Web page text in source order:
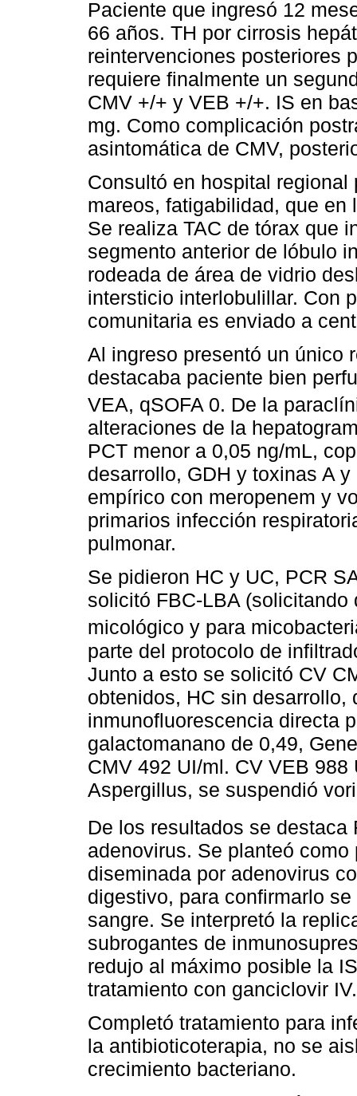
Paciente que ingresó 12
66 años. TH por cirrosis
reintervenciones posteriores
requiere finalmente un
CMV +/+ y VEB +/+. IS en
mg. Como complicación
asintomática de CMV,
Consultó en hospital
mareos, fatigabilidad, que
Se realiza TAC de tórax que
segmento anterior de lóbulo
rodeada de área de vidrio
intersticio interlobulillar. Con
comunitaria es enviado a
Al ingreso presentó un único
destacaba paciente bien
VEA, qSOFA 0. De la
alteraciones de la
PCT menor a 0,05 ng/mL,
desarrollo, GDH y toxinas A
empírico con meropenem y
primarios infección
pulmonar.
Se pidieron HC y UC, PCR
solicitó FBC-LBA
micológico y para
parte del protocolo de
Junto a esto se solicitó CV
obtenidos, HC sin desarrollo,
inmunofluorescencia directa
galactomanano de 0,49,
CMV 492 UI/ml. CV VEB
Aspergillus, se suspendió
De los resultados se destaca
adenovirus. Se planteó
diseminada por adenovirus
digestivo, para confirmarlo
sangre. Se interpretó la
subrogantes de
redujo al máximo posible la
tratamiento con ganciclovir IV.
Completó tratamiento para
la antibioticoterapia, no se
crecimiento bacteriano.